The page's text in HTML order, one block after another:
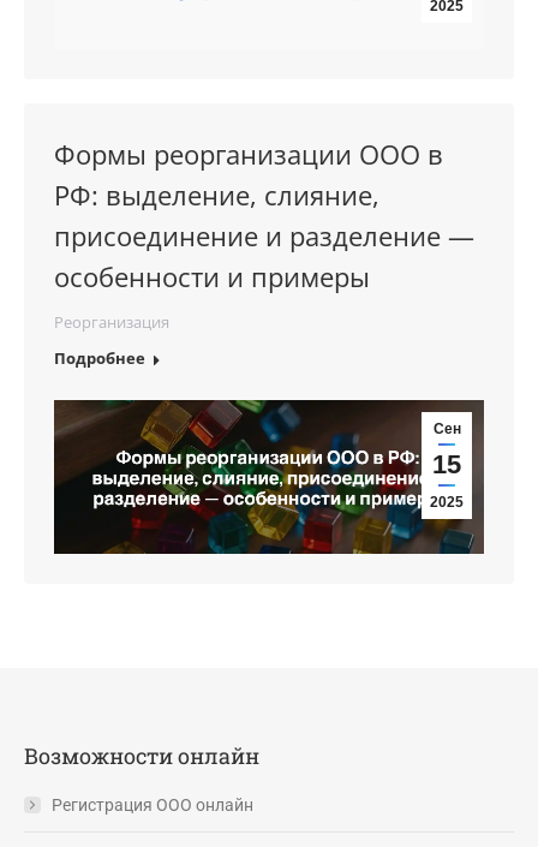
2025
Формы реорганизации ООО в
РФ: выделение, слияние,
присоединение и разделение —
особенности и примеры
Реорганизация
Подробнее
Сен
15
2025
Возможности онлайн
Регистрация ООО онлайн